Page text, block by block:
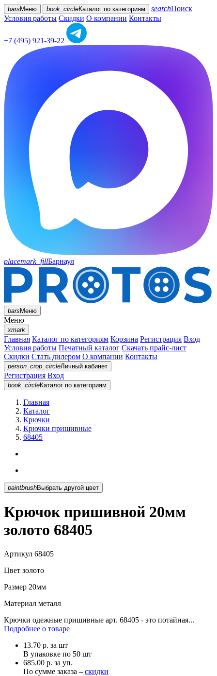
bars Меню book_circleКаталог по категориям searchПоиск
Условия работы Скидки О компании Контакты
+7 (495) 921-39-22
placemark_fillБарнаул
barsМеню
Меню
xmark
Главная Каталог по категориям Корзина Регистрация Вход
Условия работы Печатный каталог Скачать прайс-лист
Скидки Стать дилером О компании Контакты
person_crop_circleЛичный кабинет
Регистрация Вход
book_circleКаталог по категориям
Главная
Каталог
Крючки
Крючки пришивные
68405
paintbrush Выбрать другой цвет
Крючок пришивной 20мм
золото 68405
Артикул 68405
Цвет золото
Размер 20мм
Материал металл
Крючки одежные пришивные арт. 68405 - это потайная...
Подробнее о товаре
13.70 р. за шт
В упаковке по 50 шт
685.00 р. за уп.
По сумме заказа – скидки